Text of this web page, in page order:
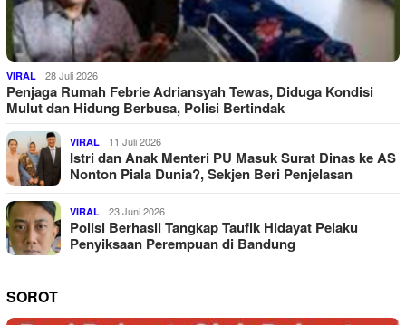
VIRAL 28 Juli 2026
Penjaga Rumah Febrie Adriansyah Tewas, Diduga Kondisi
Mulut dan Hidung Berbusa, Polisi Bertindak
VIRAL 11 Juli 2026
Istri dan Anak Menteri PU Masuk Surat Dinas ke AS
Nonton Piala Dunia?, Sekjen Beri Penjelasan
VIRAL 23 Juni 2026
Polisi Berhasil Tangkap Taufik Hidayat Pelaku
Penyiksaan Perempuan di Bandung
SOROT